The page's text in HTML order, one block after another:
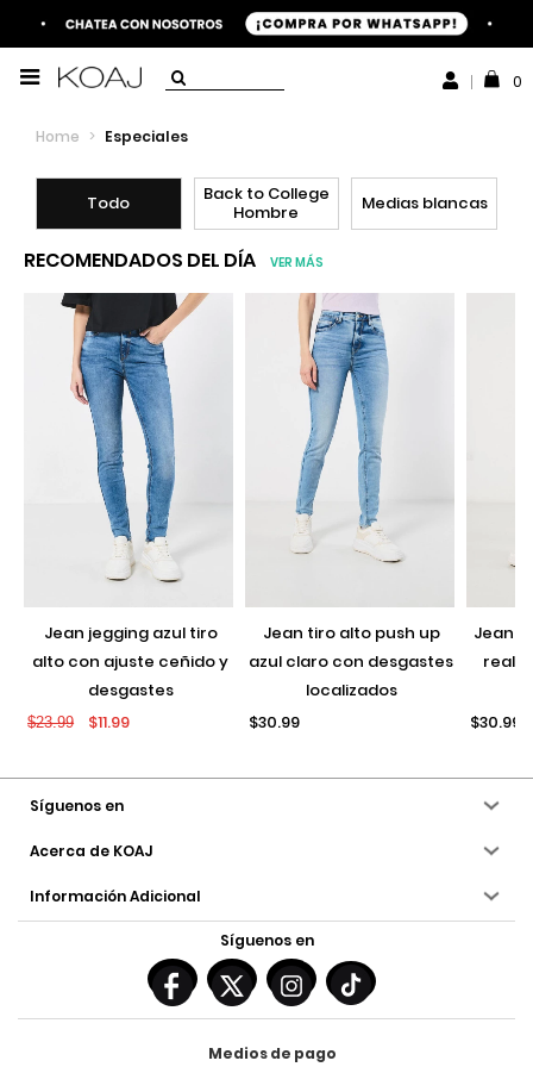
0
Home > Especiales
Todo
Back to College
Hombre
Medias blancas
RECOMENDADOS DEL DÍA VER MÁS
jean jegging azul tiro
alto con ajuste ceñido y
desgastes
$23.99 $11.99
jean tiro alto push up
azul claro con desgastes
localizados
$30.99
jean push up negro con
$30.99
Síguenos en
Acerca de KOAJ
Información Adicional
Síguenos en
Medios de pago